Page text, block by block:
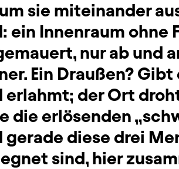
sie miteinander
ein Innenraum ohne
nur ab und
Ein Draußen?
erlahmt; der Ort
die erlösenden
gerade diese drei
sind, hier